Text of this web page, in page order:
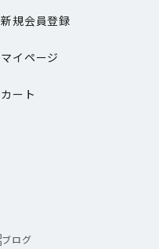
新規会員登録
マイページ
カート
ブログ